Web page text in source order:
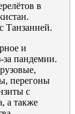
в
Танзанией.
и
за пандемии.
перегоны
с
а также